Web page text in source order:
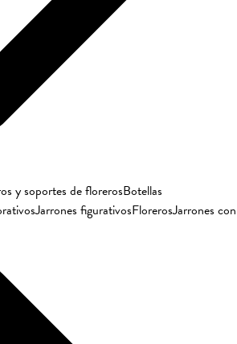
y soportes de florerosBotellas
Jarrones figurativosFlorerosJarrones con